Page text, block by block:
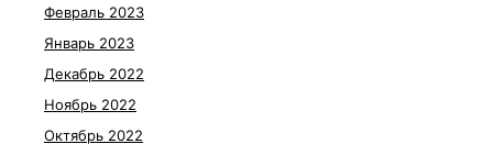
Февраль 2023
Январь 2023
Декабрь 2022
Ноябрь 2022
Октябрь 2022